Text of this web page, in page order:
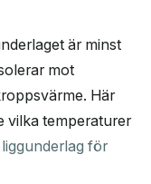
är minst
mot
Här
vilka temperaturer
för